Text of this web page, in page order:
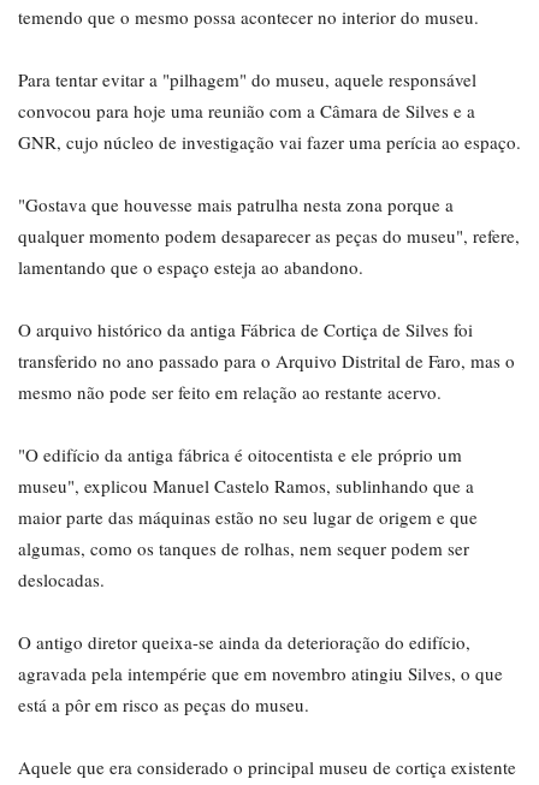
temendo que o mesmo possa acontecer no interior do museu.
Para tentar evitar a "pilhagem" do museu, aquele responsável
convocou para hoje uma reunião com a Câmara de Silves e a
GNR, cujo núcleo de investigação vai fazer uma perícia ao espaço.
"Gostava que houvesse mais patrulha nesta zona porque a
qualquer momento podem desaparecer as peças do museu", refere,
lamentando que o espaço esteja ao abandono.
O arquivo histórico da antiga Fábrica de Cortiça de Silves foi
transferido no ano passado para o Arquivo Distrital de Faro, mas o
mesmo não pode ser feito em relação ao restante acervo.
"O edifício da antiga fábrica é oitocentista e ele próprio um
museu", explicou Manuel Castelo Ramos, sublinhando que a
maior parte das máquinas estão no seu lugar de origem e que
algumas, como os tanques de rolhas, nem sequer podem ser
deslocadas.
O antigo diretor queixa-se ainda da deterioração do edifício,
agravada pela intempérie que em novembro atingiu Silves, o que
está a pôr em risco as peças do museu.
Aquele que era considerado o principal museu de cortiça existente